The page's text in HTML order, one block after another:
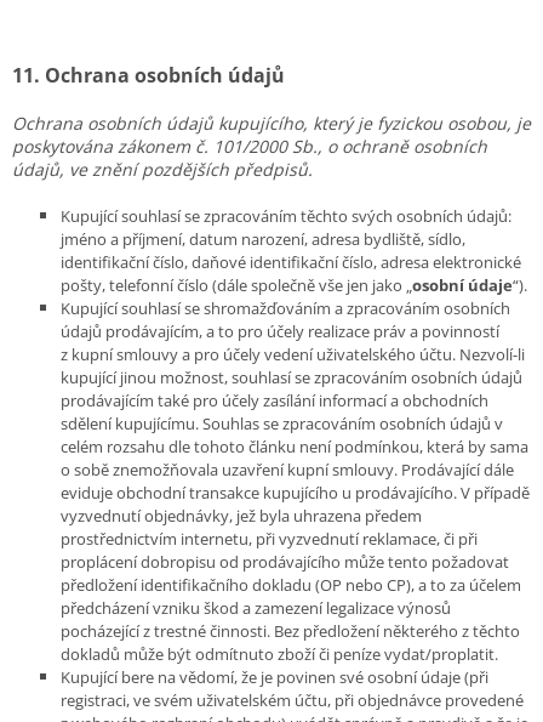
11. Ochrana osobních údajů
Ochrana osobních údajů kupujícího, který je fyzickou osobou, je
poskytována zákonem č. 101/2000 Sb., o ochraně osobních
údajů, ve znění pozdějších předpisů.
Kupující souhlasí se zpracováním těchto svých osobních údajů:
jméno a příjmení, datum narození, adresa bydliště, sídlo,
identifikační číslo, daňové identifikační číslo, adresa elektronické
pošty, telefonní číslo (dále společně vše jen jako „osobní údaje“).
Kupující souhlasí se shromažďováním a zpracováním osobních
údajů prodávajícím, a to pro účely realizace práv a povinností
z kupní smlouvy a pro účely vedení uživatelského účtu. Nezvolí-li
kupující jinou možnost, souhlasí se zpracováním osobních údajů
prodávajícím také pro účely zasílání informací a obchodních
sdělení kupujícímu. Souhlas se zpracováním osobních údajů v
celém rozsahu dle tohoto článku není podmínkou, která by sama
o sobě znemožňovala uzavření kupní smlouvy. Prodávající dále
eviduje obchodní transakce kupujícího u prodávajícího. V případě
vyzvednutí objednávky, jež byla uhrazena předem
prostřednictvím internetu, při vyzvednutí reklamace, či při
proplácení dobropisu od prodávajícího může tento požadovat
předložení identifikačního dokladu (OP nebo CP), a to za účelem
předcházení vzniku škod a zamezení legalizace výnosů
pocházející z trestné činnosti. Bez předložení některého z těchto
dokladů může být odmítnuto zboží či peníze vydat/proplatit.
Kupující bere na vědomí, že je povinen své osobní údaje (při
registraci, ve svém uživatelském účtu, při objednávce provedené